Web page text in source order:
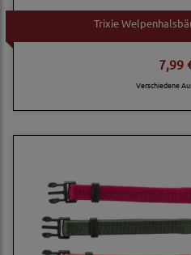
Trixie
7,99
Verschiedene